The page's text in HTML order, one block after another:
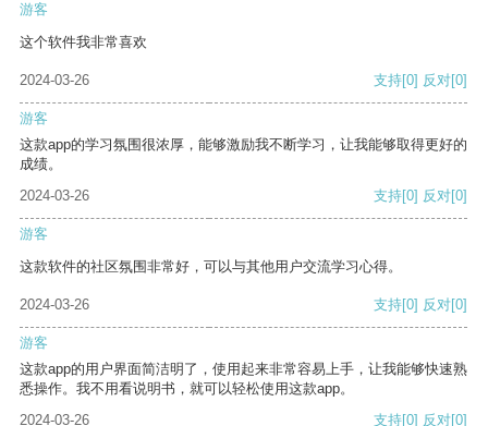
游客
这个软件我非常喜欢
2024-03-26 支持[0] 反对[0]
游客
这款app的学习氛围很浓厚，能够激励我不断学习，让我能够取得更好的
成绩。
2024-03-26
支持[0] 反对[0]
游客
这款软件的社区氛围非常好，可以与其他用户交流学习心得。
2024-03-26 支持[0] 反对[0]
游客
这款app的用户界面简洁明了，使用起来非常容易上手，让我能够快速熟
悉操作。我不用看说明书，就可以轻松使用这款app。
2024-03-26
支持[0] 反对[0]